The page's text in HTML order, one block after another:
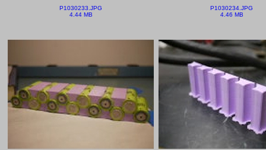
P1030233.JPG
4.44 MB
P1030234.JPG
4.46 MB